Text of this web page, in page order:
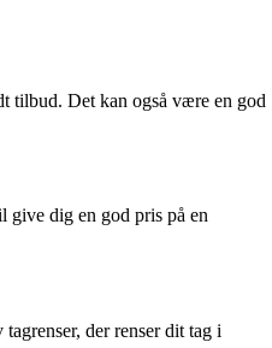
tilbud. Det kan også være en god
dig en god pris på en
der renser dit tag i